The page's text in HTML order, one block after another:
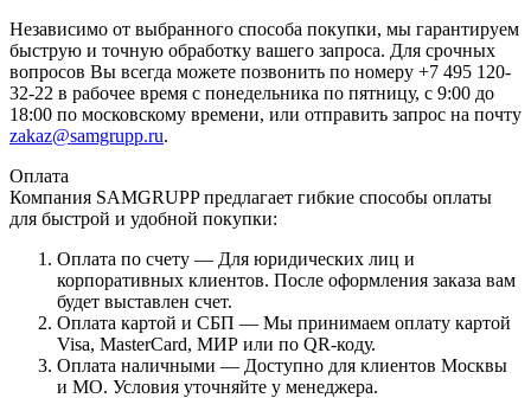
Независимо от выбранного способа покупки, мы гарантируем
быструю и точную обработку вашего запроса. Для срочных
вопросов Вы всегда можете позвонить по номеру +7 495 120-
32-22 в рабочее время с понедельника по пятницу, с 9:00 до
18:00 по московскому времени, или отправить запрос на почту
zakaz@samgrupp.ru.
Оплата
Компания SAMGRUPP предлагает гибкие способы оплаты
для быстрой и удобной покупки:
Оплата по счету — Для юридических лиц и
корпоративных клиентов. После оформления заказа вам
будет выставлен счет.
Оплата картой и СБП — Мы принимаем оплату картой
Visa, MasterCard, МИР или по QR-коду.
Оплата наличными — Доступно для клиентов Москвы
и МО. Условия уточняйте у менеджера.